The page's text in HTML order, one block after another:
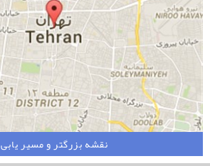
نقشه بزرگتر و مسیر یابی